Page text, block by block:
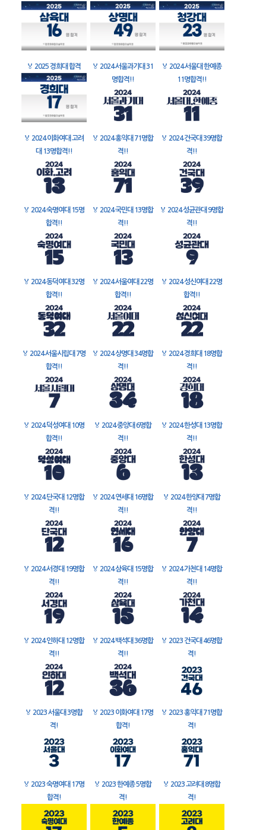
🏅 2025 경희대 합격 🏅 2024 서울과기대 31
명합격!!
🏅 2024 서울대 한예종
11명합격!!
🏅 2024 이화여대 고려
대 13명합격!!
🏅 2024 홍익대 71명합
격!!
🏅 2024 건국대 39명합
격!!
🏅 2024 숙명여대 15명
합격!!
🏅 2024 국민대 13명합
격!!
🏅 2024 성균관대 9명합
격!!
🏅 2024 동덕여대 32명
합격!!
🏅 2024 서울여대 22명
합격!!
🏅 2024 성신여대 22명
합격!!
🏅 2024 서울시립대 7명
합격!!
🏅 2024 상명대 34명합
격!!
🏅 2024 경희대 18명합
격!!
🏅 2024 덕성여대 10명
합격!!
🏅 2024 중앙대 6명합
격!!
🏅 2024 한성대 13명합
격!!
🏅 2024 단국대 12명합
격!!
🏅 2024 연세대 16명합
격!!
🏅 2024 한양대 7명합
격!!
🏅 2024 서경대 19명합
격!!
🏅 2024 삼육대 15명합
격!!
🏅 2024 가천대 14명합
격!!
🏅 2024 인하대 12명합
격!!
🏅 2024 백석대 36명합
격!!
🏅 2023 건국대 46명합
격!
🏅 2023 서울대 3명합
격!
🏅 2023 이화여대 17명
합격!
🏅 2023 홍익대 71명합
격!
🏅 2023 숙명여대 17명
합격!
🏅 2023 한예종 5명합
격!
🏅 2023 고려대 8명합
격!